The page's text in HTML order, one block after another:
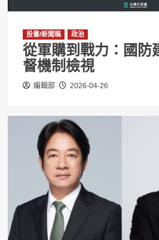
投書/新聞稿 政治
從軍購到戰力：國防
督機制檢視
編輯部 2026-04-26